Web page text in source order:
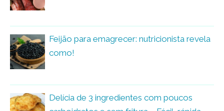
Feijão para emagrecer: nutricionista revela
como!
Delícia de 3 ingredientes com poucos